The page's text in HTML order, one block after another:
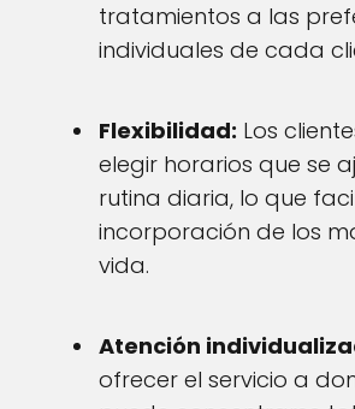
tratamientos a las
individuales de cada
Flexibilidad: Los
elegir horarios que se
rutina diaria, lo que
incorporación de los
vida.
Atención
ofrecer el servicio a